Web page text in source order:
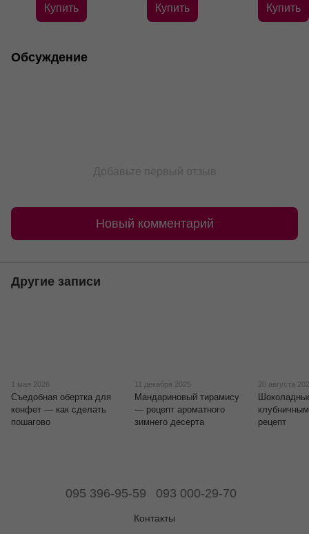
Купить Купить Купить
Обсуждение
Добавьте первый отзыв
Новый комментарий
Другие записи
1 мая 2026
Съедобная обертка для
конфет — как сделать
пошагово
11 декабря 2025
Мандариновый тирамису
— рецепт ароматного
зимнего десерта
20 августа
рецепт
095 396-95-59 093 000-29-70
Контакты